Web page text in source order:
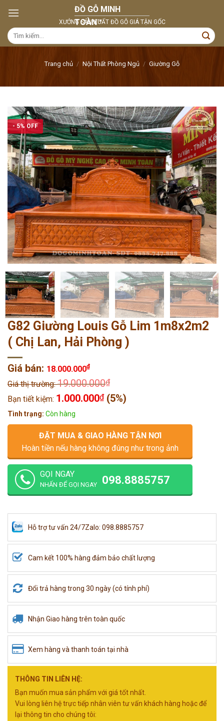
content
Tìm
kiếm:
Trang chủ / Nội Thất Phòng Ngủ / Giường Gỗ
- 5% OFF
G82 Giường Louis Gỗ Lim 1m8x2m2
( Chị Lan, Hải Phòng )
Giá bán: 18.000.000₫
Giá thị trường:19.000.000₫
Bạn tiết kiệm: 1.000.000₫ (5%)
Tình trạng: Còn hàng
ĐẶT MUA & GIAO HÀNG TẬN NƠI
Hoàn tiền nếu hàng không đúng như trong ảnh
GỌI NGAY
NHẤN ĐỂ GỌI NGAY 098.8885757
Hỗ trợ tư vấn 24/7Zalo: 098.8885757
Cam kết 100% hàng đảm bảo chất lượng
Đổi trả hàng trong 30 ngày (có tính phí)
Nhận Giao hàng trên toàn quốc
Xem hàng và thanh toán tại nhà
THÔNG TIN LIÊN HỆ:
Bạn muốn mua sản phẩm với giá tốt nhất.
Vui lòng liên hệ trực tiếp nhân viên tư vấn khách hàng hoặc để
lại thông tin cho chúng tôi: